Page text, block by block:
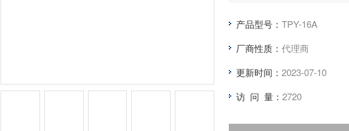
也为肥料生产企业实现专业
了可靠的依据，是农业部门
产品型号： TPY-16A
厂商性质： 代理商
更新时间： 2023-07-10
访 问 量： 2720